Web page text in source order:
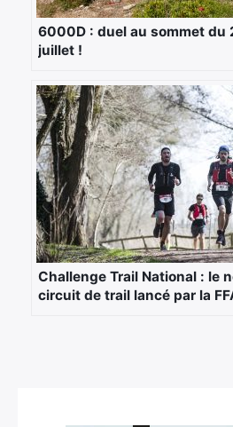
6000D : duel au sommet du
juillet !
Challenge Trail National : le
circuit de trail lancé par la
Rechercher
: